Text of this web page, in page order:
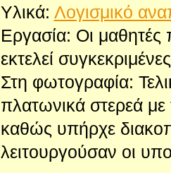
Υλικά: Λογισμικό
Εργασία: Οι μαθητές
εκτελεί
Στη φωτογραφία:
πλατωνικά στερεά με
καθώς υπήρχε
λειτουργούσαν οι